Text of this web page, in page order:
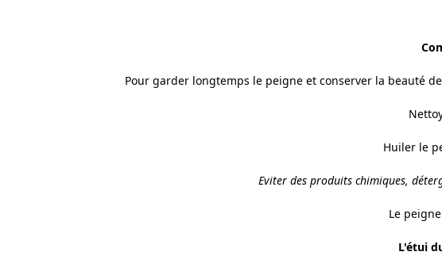
Pour garder longtemps le peigne et conserver la beauté
Huiler le
Eviter des produits chimiques,
Le
L'étui